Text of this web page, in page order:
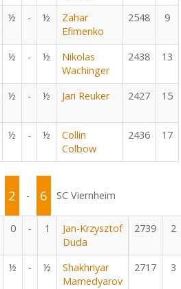
½ - ½
Zahar
Efimenko
2548 9
½ - ½
Nikolas
Wachinger
2438 13
½ - ½ Jari Reuker 2427 15
½ - ½
Collin
Colbow
2436 17
2 - 6 SC Viernheim
0 - 1
Jan-Krzysztof
Duda
2739 2
½ - ½
Shakhriyar
Mamedyarov
2717 3